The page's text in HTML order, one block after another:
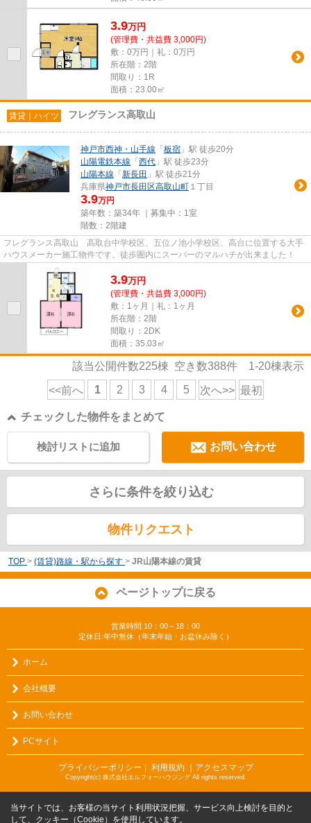
3.9万円
(管理費・共益費 3,000円)
敷：0万円｜礼：0万円
所在階：2階
間取り：1R
面積：23.00㎡
賃貸｜ハイツ フレグランス高取山
神戸市西神・山手線 「 板宿 」駅 徒歩20分
山陽電鉄本線 「 西代 」駅 徒歩23分
山陽本線 「 新長田 」駅 徒歩21分
兵庫県神戸市長田区高取山町 １丁目
3.9万円
築年数：築34年 ｜募集中： 1室
階数：2階建
フレグランス高取山 高取台中学校区、五位ノ池小学校区、高台に位置する大手
ハウスメーカー施工物件です。徒歩圏内にスーパーのマルハチが出来ました！
3.9万円
(管理費・共益費 3,000円)
敷：1ヶ月｜礼：1ヶ月
所在階：2階
間取り：2DK
面積：35.03㎡
該当公開件数225棟 空き数388件 1-20棟表示
<<前へ 1 2 3 4 5 次へ>> 最初
チェックした物件をまとめて
お問い合わせ
検討リストに追加
さらに条件を絞り込む
物件リクエスト
TOP > (賃貸)路線・駅から探す > JR山陽本線の賃貸
ページトップに戻る
営業時間:10：00～18：00
定休日:年中無休（年末年始・お盆休み除く）
ホーム
会社概要
お問い合わせ
PCサイト
プライバシーポリシー ｜ 利用規約 ｜アクセスマップ
Copyright(c) 株式会社エルフォーハウジング All rights reserved.
当サイトでは、お客様の当サイト利用状況把握、サービス向上検討を目的と
して、クッキー（Cookie）を使用しています。